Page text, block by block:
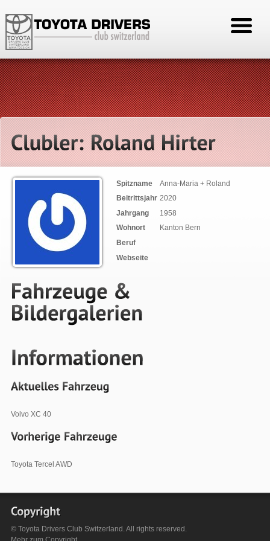
Spitzname
Anna-Maria + Roland
Beitrittsjahr 2020
Jahrgang
1958
Wohnort
Kanton Bern
Beruf
Webseite
Volvo XC 40
Toyota Tercel AWD
© Toyota Drivers Club Switzerland. All rights reserved.